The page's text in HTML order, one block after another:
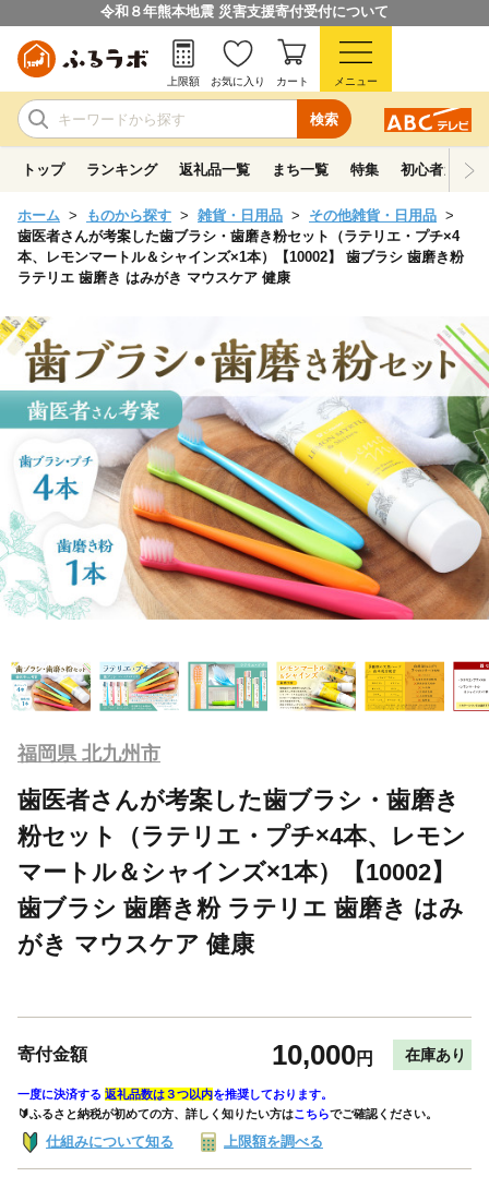
令和８年熊本地震 災害支援寄付受付について
検索
上限額 お気に入り カート メニュー
トップ ランキング 返礼品一覧 まち一覧 特集 初心者ガイド
ホーム ものから探す 雑貨・日用品
その他雑貨・日用品
歯医者さんが考案した歯ブラシ・歯磨き粉セット（ラテリエ・プチ×4
本、レモンマートル＆シャインズ×1本）【10002】 歯ブラシ 歯磨き粉
ラテリエ 歯磨き はみがき マウスケア 健康
福岡県 北九州市
歯医者さんが考案した歯ブラシ・歯磨き
粉セット（ラテリエ・プチ×4本、レモン
マートル＆シャインズ×1本）【10002】
歯ブラシ 歯磨き粉 ラテリエ 歯磨き はみ
がき マウスケア 健康
寄付金額 10,000円 在庫あり
一度に決済する 返礼品数は３つ以内を推奨しております。
🔰ふるさと納税が初めての方、詳しく知りたい方はこちらでご確認ください。
仕組みについて知る 上限額を調べる